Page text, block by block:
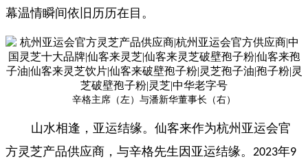
幕温情瞬间依旧历历在目。
辛格主席（左）与潘新华董事长（右）
山水相逢，亚运结缘。仙客来作为杭州亚运会官
方灵芝产品供应商，与辛格先生因亚运结缘。 2023年9